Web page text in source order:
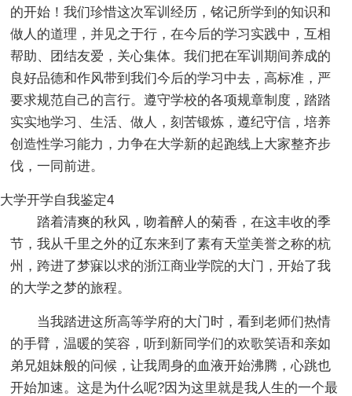
的开始！我们珍惜这次军训经历，铭记所学到的知识和
做人的道理，并见之于行，在今后的学习实践中，互相
帮助、团结友爱，关心集体。我们把在军训期间养成的
良好品德和作风带到我们今后的学习中去，高标准，严
要求规范自己的言行。遵守学校的各项规章制度，踏踏
实实地学习、生活、做人，刻苦锻炼，遵纪守信，培养
创造性学习能力，力争在大学新的起跑线上大家整齐步
伐，一同前进。
大学开学自我鉴定4
踏着清爽的秋风，吻着醉人的菊香，在这丰收的季
节，我从千里之外的辽东来到了素有天堂美誉之称的杭
州，跨进了梦寐以求的浙江商业学院的大门，开始了我
的大学之梦的旅程。
当我踏进这所高等学府的大门时，看到老师们热情
的手臂，温暖的笑容，听到新同学们的欢歌笑语和亲如
弟兄姐妹般的问候，让我周身的血液开始沸腾，心跳也
开始加速。这是为什么呢?因为这里就是我人生的一个最